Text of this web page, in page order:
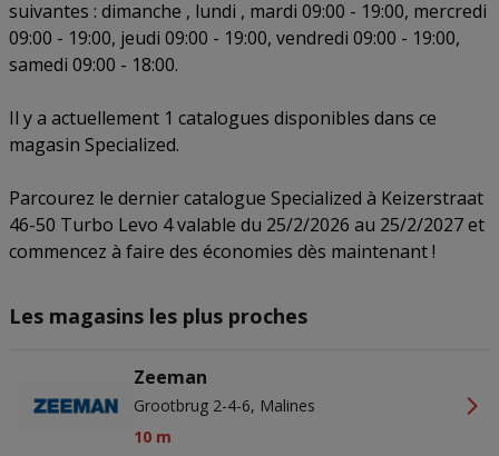
suivantes : dimanche , lundi , mardi 09:00 - 19:00, mercredi
09:00 - 19:00, jeudi 09:00 - 19:00, vendredi 09:00 - 19:00,
samedi 09:00 - 18:00.
Il y a actuellement 1 catalogues disponibles dans ce
magasin Specialized.
Parcourez le dernier catalogue Specialized à Keizerstraat
46-50 Turbo Levo 4 valable du 25/2/2026 au 25/2/2027 et
commencez à faire des économies dès maintenant !
Les magasins les plus proches
Zeeman
Grootbrug 2-4-6, Malines
10 m
actief scannen ter identificatie. Informatie op een apparaat opslaan
en/of openen. Gepersonaliseerde advertenties en content,
advertentie- en contentmetingen, doelgroepenonderzoek en
ontwikkeling van diensten.